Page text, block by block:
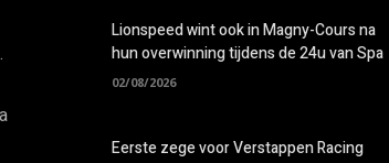
Lionspeed wint ook in Magny-Cours na
hun overwinning tijdens de 24u van Spa
02/08/2026
Eerste zege voor Verstappen Racing